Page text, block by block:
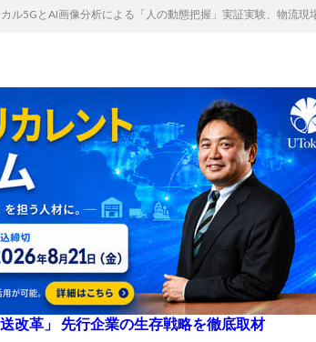
ル5GとAI画像分析による「人の動態把握」実証実験、物流現
改革」 先行企業の生存戦略を徹底取材